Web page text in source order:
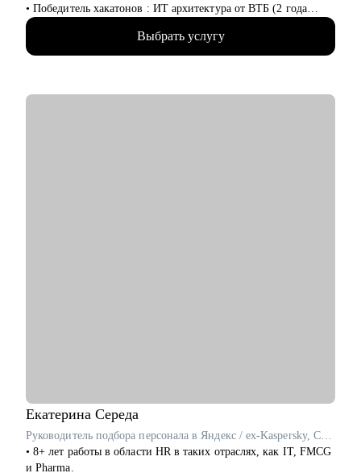
• Победитель хакатонов : ИТ архитектура от ВТБ (2 года
подряд), IT_ONE CUP среди системных аналитиков
• Разработал с нуля множество сервисов и систем интеграции
в крупнейших компаниях
Выбрать услугу
Екатерина Середа
Руководитель подбора персонала в Яндекс / ex-Kaspersky, Coca-Cola HBC
• 8+ лет работы в области HR в таких отраслях, как IT, FMCG
и Pharma.